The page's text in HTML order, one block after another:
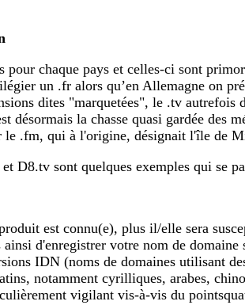
pour chaque pays et celles-ci sont
un .fr alors qu’en Allemagne on
dites "marquetées", le .tv
désormais la chasse quasi gardée des
le .fm, qui à l'origine, désignait l'île de
D8.tv sont quelques exemples qui se
est connu(e), plus il/elle sera
d'enregistrer votre nom de
IDN (noms de domaines utilisant
notamment cyrilliques, arabes,
vigilant vis-à-vis du